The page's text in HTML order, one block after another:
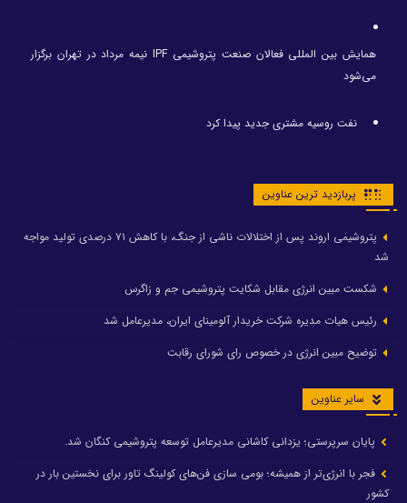
همایش بین المللی فعالان صنعت پتروشیمی IPF نیمه مرداد در تهران برگزار
می‌شود
نفت روسیه مشتری جدید پیدا کرد
پربازدید ترین عناوین
پتروشیمی اروند پس از اختلالات ناشی از جنگ، با کاهش ۷۱ درصدی تولید مواجه
شد
شکست مبین انرژی مقابل شکایت پتروشیمی جم و زاگرس
رئیس هیات مدیره شرکت خریدار آلومینای ایران، مدیرعامل شد
توضیح مبین انرژی در خصوص رای شورای رقابت
سایر عناوین
پایان سرپرستی؛ یزدانی کاشانی مدیرعامل توسعه پتروشیمی کنگان شد.
فجر با انرژی‌تر از همیشه؛ بومی سازی فن‌های کولینگ تاور برای نخستین بار در
کشور